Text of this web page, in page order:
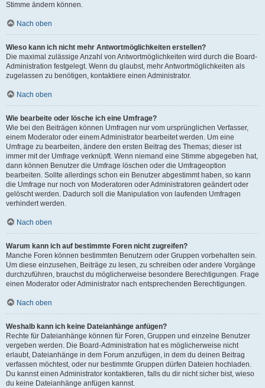
Stimme ändern können.
Nach oben
Wieso kann ich nicht mehr Antwortmöglichkeiten erstellen?
Die maximal zulässige Anzahl von Antwortmöglichkeiten wird durch die Board-
Administration festgelegt. Wenn du glaubst, mehr Antwortmöglichkeiten als
zugelassen zu benötigen, kontaktiere einen Administrator.
Nach oben
Wie bearbeite oder lösche ich eine Umfrage?
Wie bei den Beiträgen können Umfragen nur vom ursprünglichen Verfasser,
einem Moderator oder einem Administrator bearbeitet werden. Um eine
Umfrage zu bearbeiten, ändere den ersten Beitrag des Themas; dieser ist
immer mit der Umfrage verknüpft. Wenn niemand eine Stimme abgegeben hat,
dann können Benutzer die Umfrage löschen oder die Umfrageoption
bearbeiten. Sollte allerdings schon ein Benutzer abgestimmt haben, so kann
die Umfrage nur noch von Moderatoren oder Administratoren geändert oder
gelöscht werden. Dadurch soll die Manipulation von laufenden Umfragen
verhindert werden.
Nach oben
Warum kann ich auf bestimmte Foren nicht zugreifen?
Manche Foren können bestimmten Benutzern oder Gruppen vorbehalten sein.
Um diese einzusehen, Beiträge zu lesen, zu schreiben oder andere Vorgänge
durchzuführen, brauchst du möglicherweise besondere Berechtigungen. Frage
einen Moderator oder Administrator nach entsprechenden Berechtigungen.
Nach oben
Weshalb kann ich keine Dateianhänge anfügen?
Rechte für Dateianhänge können für Foren, Gruppen und einzelne Benutzer
vergeben werden. Die Board-Administration hat es möglicherweise nicht
erlaubt, Dateianhänge in dem Forum anzufügen, in dem du deinen Beitrag
verfassen möchtest, oder nur bestimmte Gruppen dürfen Dateien hochladen.
Du kannst einen Administrator kontaktieren, falls du dir nicht sicher bist, wieso
du keine Dateianhänge anfügen kannst.